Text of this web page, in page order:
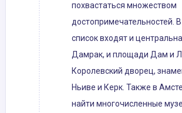
похвастаться множеством
достопримечательностей.
список входят и
Дамрак, и площади Дам и
Королевский дворец,
Ньиве и Керк. Также в
найти многочисленные